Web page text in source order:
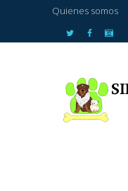
Quienes somos